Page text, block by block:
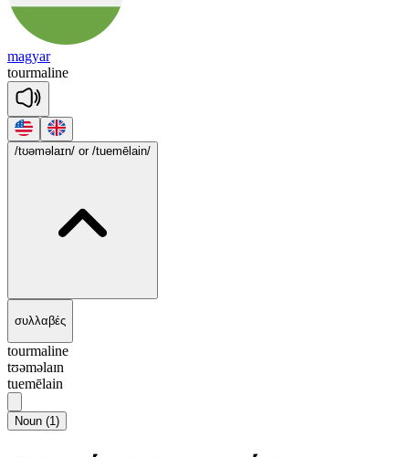
magyar
tourmaline
/tʊəməlaɪn/ or /tuemēlain/
συλλαβές
tourmaline
tʊəməlaɪn
tuemēlain
Noun (1)